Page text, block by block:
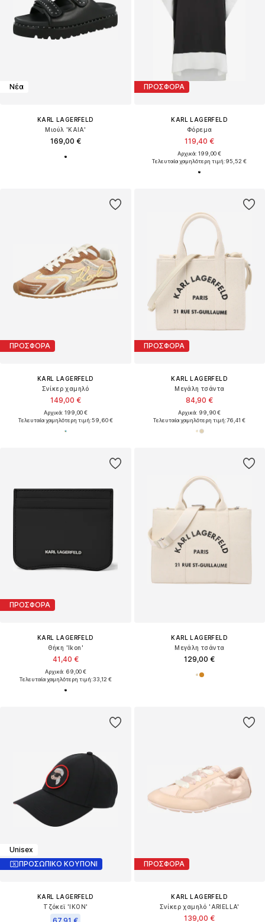
Νέα
KARL LAGERFELD
Μιούλ 'KAIA'
169,00 €
ΠΡΟΣΦΟΡΑ
KARL LAGERFELD
Φόρεμα
119,40 €
Αρχικά: 199,00 €
Τελευταία χαμηλότερη τιμή:95,52 €
ΠΡΟΣΦΟΡΑ
KARL LAGERFELD
Σνίκερ χαμηλό
149,00 €
Αρχικά: 199,00 €
Τελευταία χαμηλότερη τιμή:59,60 €
ΠΡΟΣΦΟΡΑ
KARL LAGERFELD
Μεγάλη τσάντα
84,90 €
Αρχικά: 99,90 €
Τελευταία χαμηλότερη τιμή:76,41 €
ΠΡΟΣΦΟΡΑ
KARL LAGERFELD
Θήκη 'Ikon'
41,40 €
Αρχικά: 69,00 €
Τελευταία χαμηλότερη τιμή:33,12 €
KARL LAGERFELD
Μεγάλη τσάντα
129,00 €
Unisex
ΠΡΟΣΩΠΙΚΟ ΚΟΥΠΟΝΙ
KARL LAGERFELD
Τζόκεϊ 'IKON'
ΠΡΟΣΦΟΡΑ
KARL LAGERFELD
Σνίκερ χαμηλό 'ARIELLA'
139,00 €